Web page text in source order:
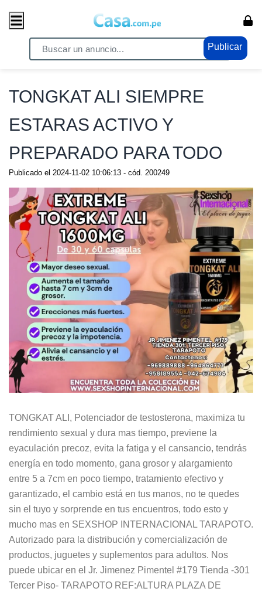
Publicar
/ Cosas del Hogar / Hogar
TONGKAT ALI SIEMPRE
ESTARAS ACTIVO Y
PREPARADO PARA TODO
Publicado el 2024-11-02 10:06:13 - cód. 200249
TONGKAT ALI, Potenciador de testosterona, maximiza tu
rendimiento sexual y dura mas tiempo, previene la
eyaculación precoz, evita la fatiga y el cansancio, tendrás
energía en todo momento, gana grosor y alargamiento
entre 5 a 7cm en poco tiempo, tratamiento efectivo y
garantizado, el cambio está en tus manos, no te quedes
sin el tuyo y sorprende en tus encuentros, todo esto y
mucho mas en SEXSHOP INTERNACIONAL TARAPOTO.
Autorizado para la distribución y comercialización de
productos, juguetes y suplementos para adultos. Nos
puede ubicar en el Jr. Jimenez Pimentel #179 Tienda -301
Tercer Piso- TARAPOTO REF:ALTURA PLAZA DE